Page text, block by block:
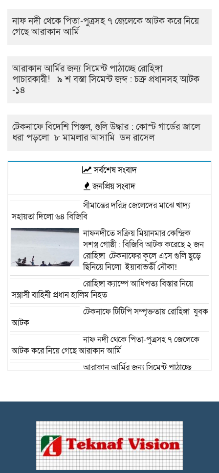
নাফ নদী থেকে পিতা-পুত্রসহ ৭ জেলেকে আটক করে নিয়ে
গেছে আরাকান আর্মি
আরাকান আর্মির জন্য সিমেন্ট পাঠাচ্ছে রোহিঙ্গা
পাচারকারী! ৯ শ বস্তা সিমেন্ট জব্দ : চক্র প্রধানসহ আটক
-১৪
টেকনাফে বিদেশি পিস্তল, গুলি উদ্ধার : কোস্ট গার্ডের জালে
ধরা পড়লো ৮ মামলার আসামি ডন রাসেল
সর্বশেষ সংবাদ
জনপ্রিয় সংবাদ
সীমান্তের দরিদ্র জেলেদের মাঝে খাদ্য
সহায়তা দিলো ৬৪ বিজিবি
নাফনদীতে সক্রিয় মিয়ানমার কেন্দ্রিক
সশস্ত্র গোষ্ঠী : বিজিবি আটক করেছে ২ জন
রোহিঙ্গা টেকনাফের কূলে এসে গুলি ছুড়ে
ছিনিয়ে নিলো ইয়াবাভর্তী নৌকা!
রোহিঙ্গা ক্যাম্পে আধিপত্য বিস্তার নিয়ে
সন্ত্রাসী বাহিনী প্রধান হালিম নিহত
টেকনাফে টিটিপি সম্পৃক্ততায় রোহিঙ্গা যুবক
আটক
নাফ নদী থেকে পিতা-পুত্রসহ ৭ জেলেকে
আটক করে নিয়ে গেছে আরাকান আর্মি
আরাকান আর্মির জন্য সিমেন্ট পাঠাচ্ছে
টেকনাফে বিদেশি পিস্তলসহ
মানবপাচারকারীকে আটক